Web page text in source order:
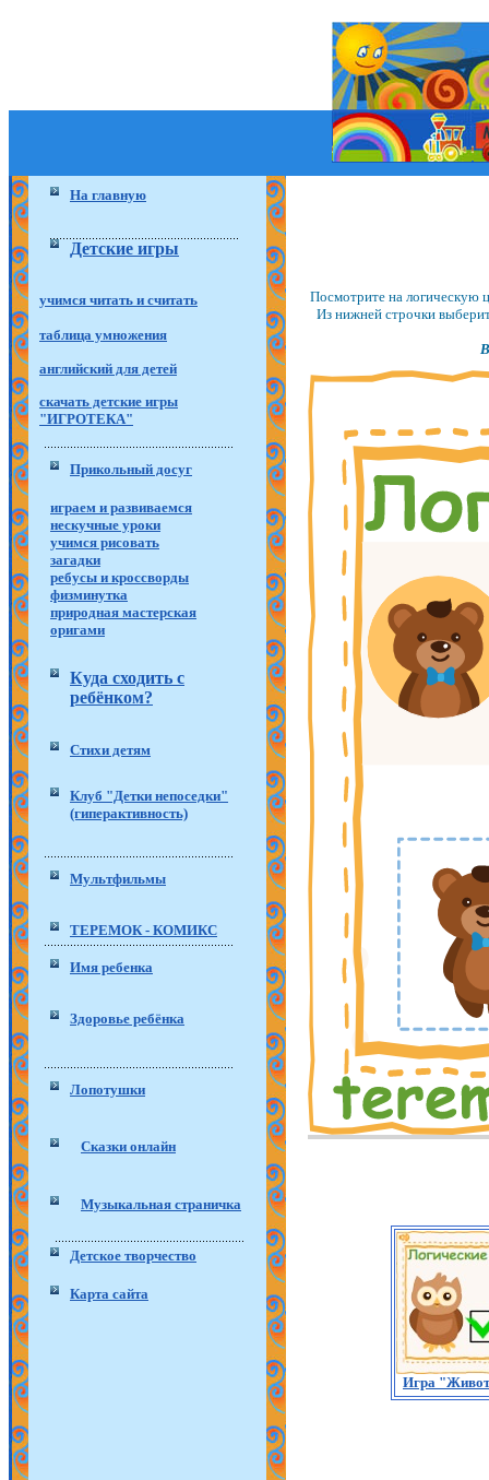
На главную
Детские игры
учимся читать и считать
таблица умножения
английский для детей
скачать детские игры
"ИГРОТЕКА"
Прикольный досуг
играем и развиваемся
нескучные уроки
учимся рисовать
загадки
ребусы и кроссворды
физминутка
природная мастерская
оригами
Куда сходить с
ребёнком?
Стихи детям
Клуб "Детки непоседки"
(гиперактивность)
Мультфильмы
ТЕРЕМОК - КОМИКС
Имя ребенка
Здоровье ребёнка
Лопотушки
Сказки онлайн
Музыкальная страничка
Детское творчество
Карта сайта
Посмотрите на логическую
Из нижней строчки
Игра